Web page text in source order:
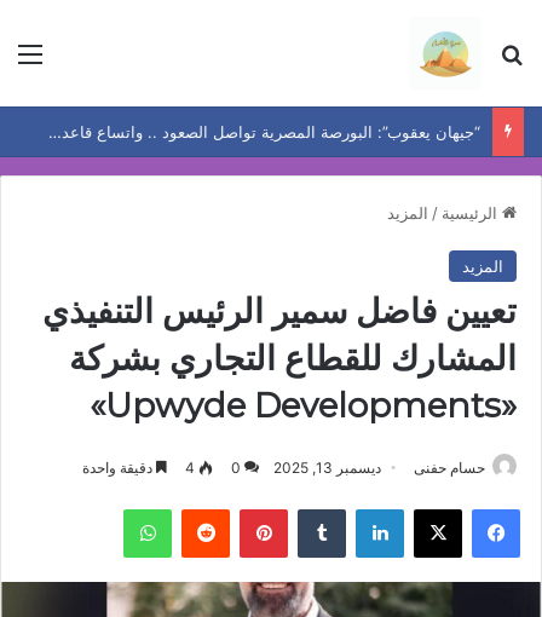
بحث عن
“جيهان يعقوب”: البورصة المصرية تواصل الصعود .. واتساع قاعدة المكاسب يعيد رسم خريطة الفرص
الرئيسية / المزيد
المزيد
تعيين فاضل سمير الرئيس التنفيذي
المشارك للقطاع التجاري بشركة
«Upwyde Developments»
حسام حفنى ديسمبر 13, 2025 0
4 دقيقة واحدة
فيسبوك ‫X لينكدإن بينتيريست واتساب